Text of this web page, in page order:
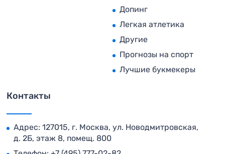
Допинг
Легкая атлетика
Другие
Прогнозы на спорт
Лучшие букмекеры
Контакты
Адрес: 127015, г. Москва, ул. Новодмитровская,
д. 2Б, этаж 8, помещ. 800